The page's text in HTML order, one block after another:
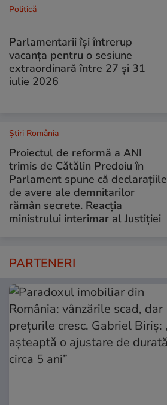
Politică
Parlamentarii își întrerup
vacanța pentru o sesiune
extraordinară între 27 și 31
iulie 2026
Știri România
Proiectul de reformă a ANI
trimis de Cătălin Predoiu în
Parlament spune că declarațiile
de avere ale demnitarilor
rămân secrete. Reacția
ministrului interimar al Justiției
PARTENERI